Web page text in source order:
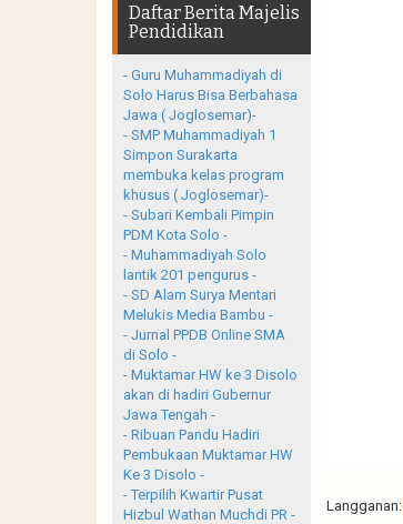
Langganan:
Daftar Berita Majelis
Pendidikan
- Guru Muhammadiyah di
Solo Harus Bisa Berbahasa
Jawa ( Joglosemar)-
- SMP Muhammadiyah 1
Simpon Surakarta
membuka kelas program
khusus ( Joglosemar)-
- Subari Kembali Pimpin
PDM Kota Solo -
- Muhammadiyah Solo
lantik 201 pengurus -
- SD Alam Surya Mentari
Melukis Media Bambu -
- Jurnal PPDB Online SMA
di Solo -
- Muktamar HW ke 3 Disolo
akan di hadiri Gubernur
Jawa Tengah -
- Ribuan Pandu Hadiri
Pembukaan Muktamar HW
Ke 3 Disolo -
- Terpilih Kwartir Pusat
Hizbul Wathan Muchdi PR -